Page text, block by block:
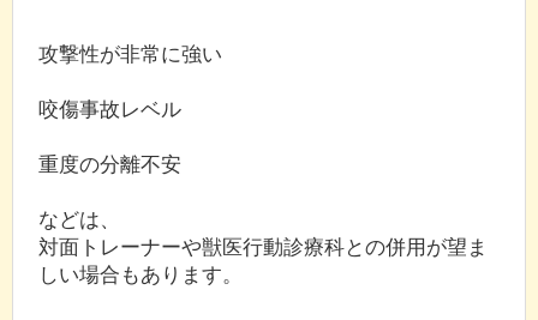
攻撃性が非常に強い
咬傷事故レベル
重度の分離不安
などは、
対面トレーナーや獣医行動診療科との併用が望ま
しい場合もあります。